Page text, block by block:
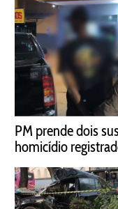
PM prende dois
homicídio